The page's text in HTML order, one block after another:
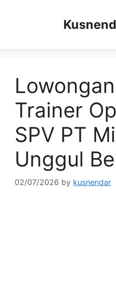
Trainer
SPV PT
Unggul
02/07/2026 by kusnendar